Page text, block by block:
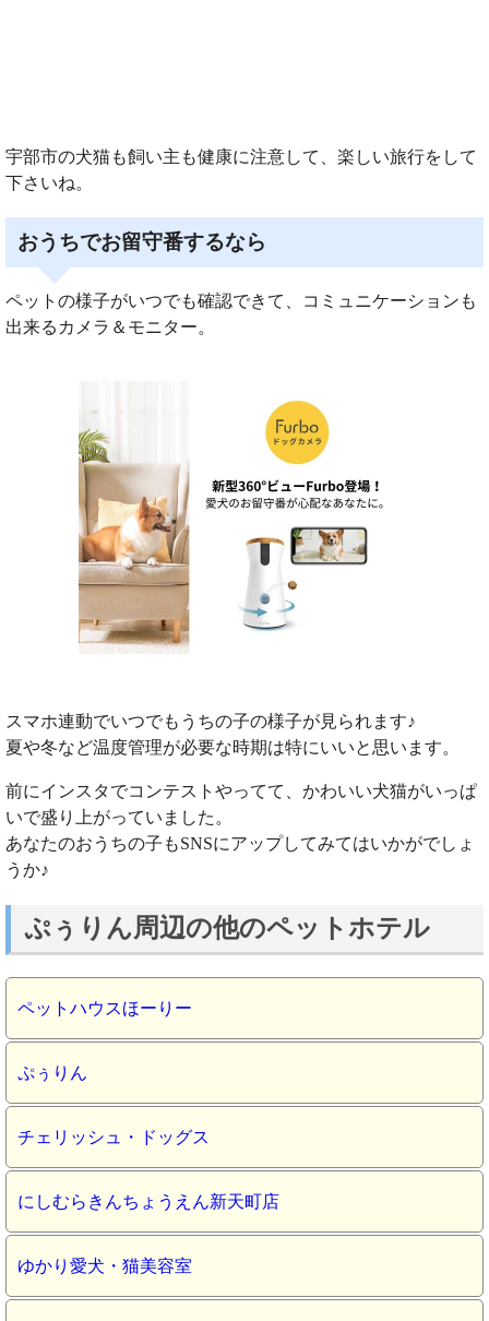
宇部市の犬猫も飼い主も健康に注意して、楽しい旅行をして
下さいね。
おうちでお留守番するなら
ペットの様子がいつでも確認できて、コミュニケーションも
出来るカメラ＆モニター。
スマホ連動でいつでもうちの子の様子が見られます♪
夏や冬など温度管理が必要な時期は特にいいと思います。
前にインスタでコンテストやってて、かわいい犬猫がいっぱ
いで盛り上がっていました。
あなたのおうちの子もSNSにアップしてみてはいかがでしょ
うか♪
ぷぅりん周辺の他のペットホテル
ペットハウスほーりー
ぷぅりん
チェリッシュ・ドッグス
にしむらきんちょうえん新天町店
ゆかり愛犬・猫美容室